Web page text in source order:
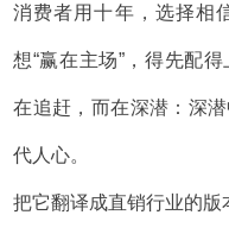
消费者用十年，选择相
想“赢在主场”，得先配
在追赶，而在深潜：深
代人心。
把它翻译成直销行业的版